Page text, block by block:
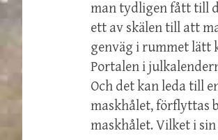
man tydligen fått till
ett av skälen till att
genväg i rummet lätt
Portalen i
Och det kan leda till
maskhålet, förflyttas
maskhålet. Vilket i